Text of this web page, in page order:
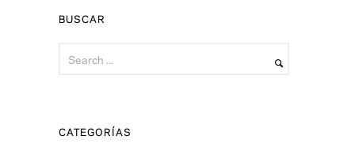
BUSCAR
CATEGORÍAS